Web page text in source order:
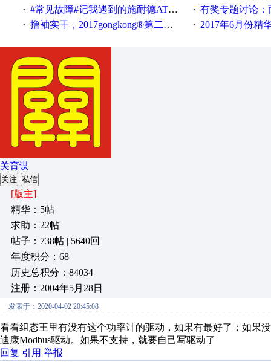
· #常见故障#记我遇到的施耐德ATV12变频器故障 · 有奖专题讨论：面对低压变
· 撸袖实干，2017gongkong®第二届智造工程师节正式起航！ · 2017年6月份精
关育谋
关注 私信
[版主]
精华：5帖
求助：22帖
帖子：738帖 | 5640回
年度积分：68
历史总积分：84034
注册：2004年5月28日
发表于：2020-04-02 20:45:08
看看组态王里有没有这个功率计的驱动，如果有最好了；如果
迪康Modbus驱动。如果不支持，就要自己写驱动了
回复 引用 举报